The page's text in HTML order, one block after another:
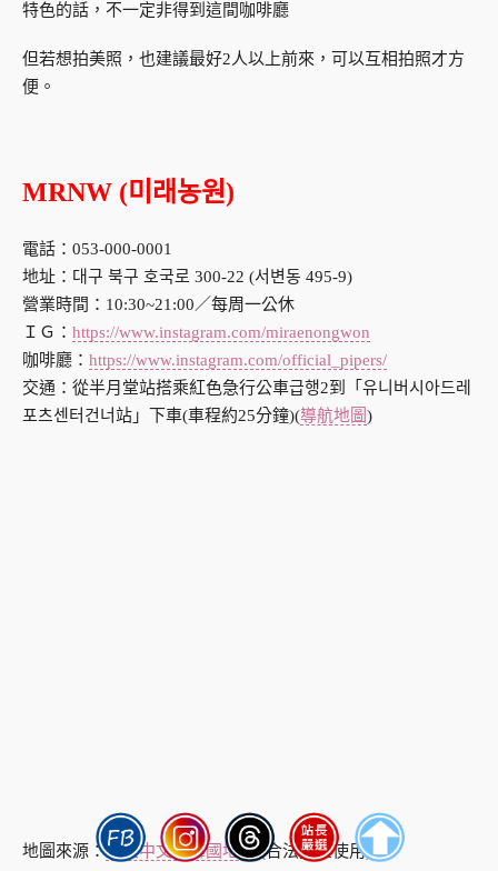
特色的話，不一定非得到這間咖啡廳
但若想拍美照，也建議最好2人以上前來，可以互相拍照才方
便。
MRNW (미래농원)
電話：053-000-0001
地址：대구 북구 호국로 300-22 (서변동 495-9)
營業時間：10:30~21:00／每周一公休
ＩＧ： https://www.instagram.com/miraenongwon
咖啡廳： https://www.instagram.com/official_pipers/
交通：從半月堂站搭乘紅色急行公車급행2到「유니버시아드레
포츠센터건너站」下車(車程約25分鐘)(導航地圖)
地圖來源：韓巢中文版韓國地圖(合法授權使用)